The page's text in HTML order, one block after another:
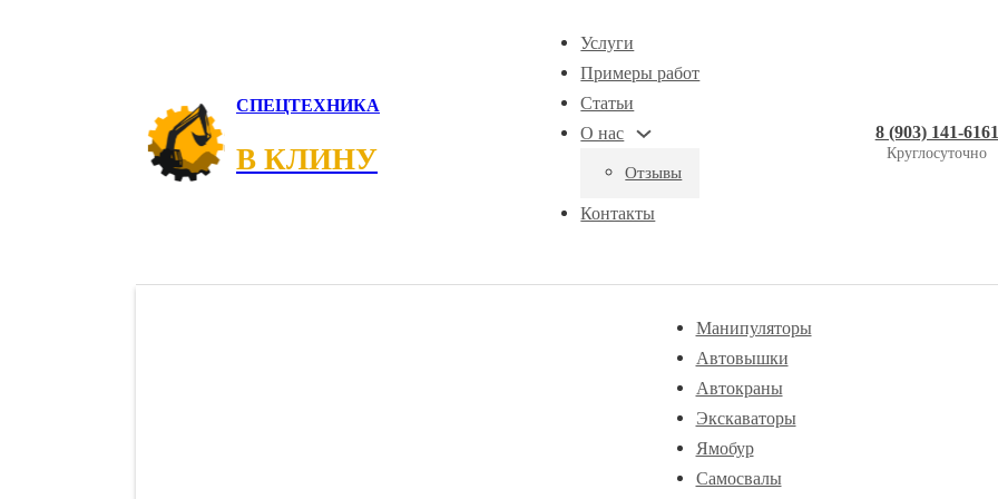
СПЕЦТЕХНИКА
В КЛИНУ
Услуги
Примеры работ
Статьи
О нас
Отзывы
Контакты
8 (903) 141-6161
Круглосуточно
Манипуляторы
Автовышки
Автокраны
Экскаваторы
Ямобур
Самосвалы